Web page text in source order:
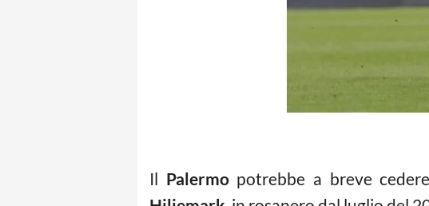
Il Palermopotrebbe a breve